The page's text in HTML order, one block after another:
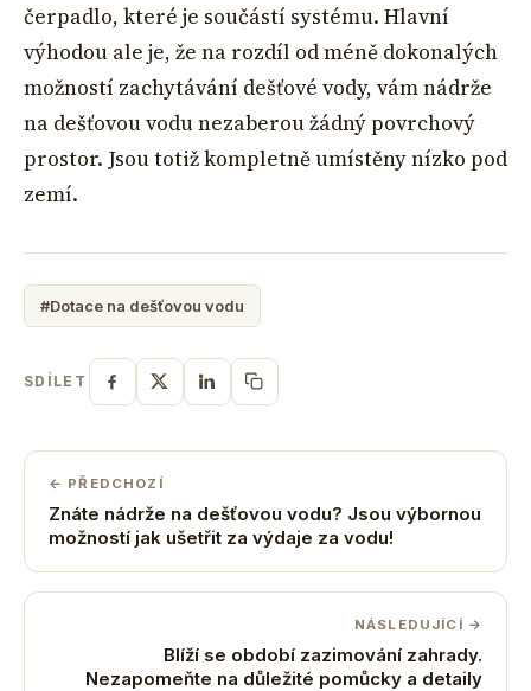
čerpadlo, které je součástí systému. Hlavní
výhodou ale je, že na rozdíl od méně dokonalých
možností zachytávání dešťové vody, vám nádrže
na dešťovou vodu nezaberou žádný povrchový
prostor. Jsou totiž kompletně umístěny nízko pod
zemí.
#Dotace na dešťovou vodu
SDÍLET
← PŘEDCHOZÍ
Znáte nádrže na dešťovou vodu? Jsou výbornou
možností jak ušetřit za výdaje za vodu!
NÁSLEDUJÍCÍ →
Blíží se období zazimování zahrady.
Nezapomeňte na důležité pomůcky a detaily